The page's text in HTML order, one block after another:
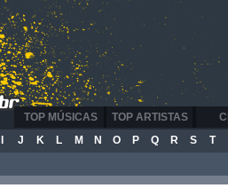
TOP ARTISTAS
TOP MÚSICAS
J K L M N O P Q R S T